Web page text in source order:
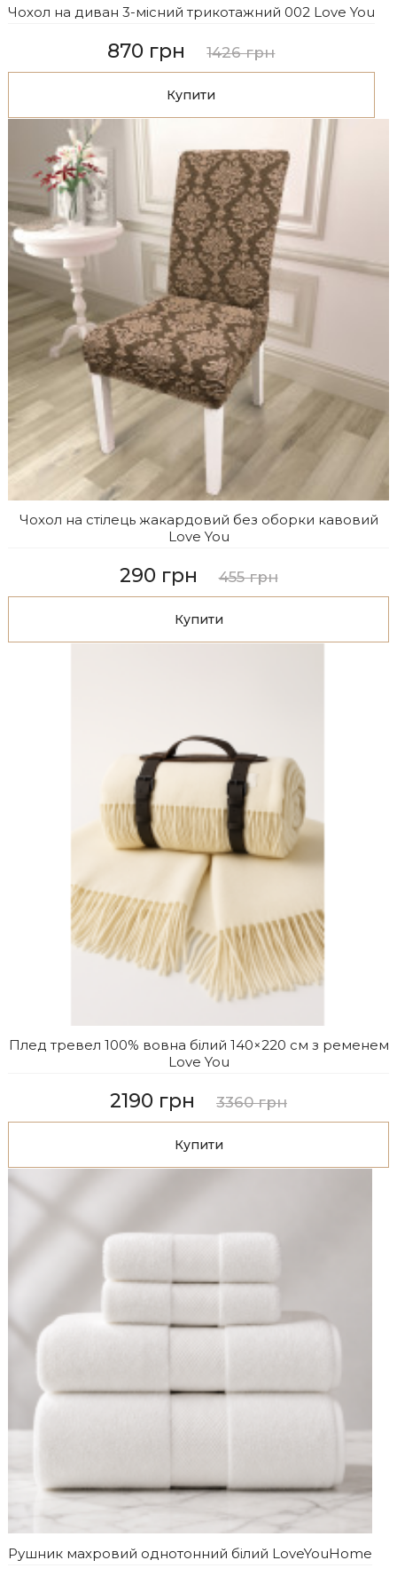
Чохол на диван 3-місний трикотажний 002 Love You
870 грн 1426 грн
Купити
Чохол на стілець жакардовий без оборки кавовий
Love You
290 грн 455 грн
Купити
Плед тревел 100% вовна білий 140×220 см з ременем
Love You
2190 грн 3360 грн
Купити
Рушник махровий однотонний білий LoveYouHome